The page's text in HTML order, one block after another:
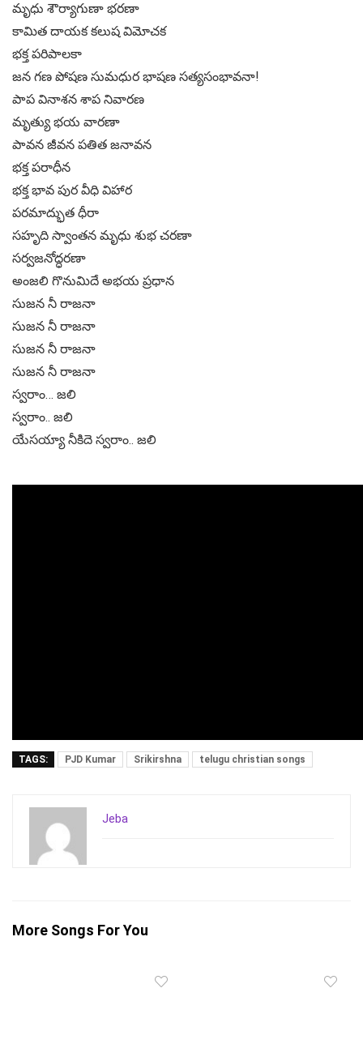
మృధు శౌర్యాగుణా భరణా
కామిత దాయక కలుష విమోచక
భక్త పరిపాలకా
జన గణ పోషణ సుమధుర భాషణ సత్యసంభావనా!
పాప వినాశన శాప నివారణ
మృత్యు భయ వారణా
పావన జీవన పతిత జనావన
భక్త పరాధీన
భక్త భావ పుర వీధి విహార
పరమాద్భుత ధీరా
సహృది స్వాంతన మృధు శుభ చరణా
సర్వజనోద్ధరణా
అంజలి గొనుమిదే అభయ ప్రధాన
సుజన నీ రాజనా
సుజన నీ రాజనా
సుజన నీ రాజనా
సుజన నీ రాజనా
స్వరాం… జలి
స్వరాం.. జలి
యేసయ్యా నీకిదె స్వరాం.. జలి
TAGS: PJD Kumar Srikirshna telugu christian songs
Jeba
More Songs For You